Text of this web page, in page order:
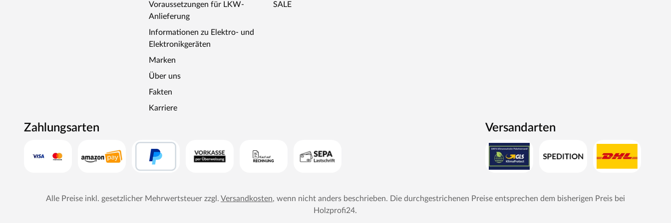
Voraussetzungen für LKW-
Anlieferung
Informationen zu Elektro- und
Elektronikgeräten
Marken
Über uns
Fakten
Karriere
SALE
Zahlungsarten Versandarten
Alle Preise inkl. gesetzlicher Mehrwertsteuer zzgl. Versandkosten, wenn nicht anders beschrieben. Die durchgestrichenen Preise entsprechen dem bisherigen Preis bei
Holzprofi24.